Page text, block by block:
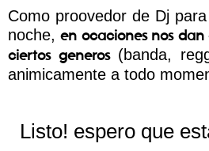
Como proovedor de Dj
noche,en ocaciones nos
ciertos generos(banda,
animicamente a todo
Listo! espero que